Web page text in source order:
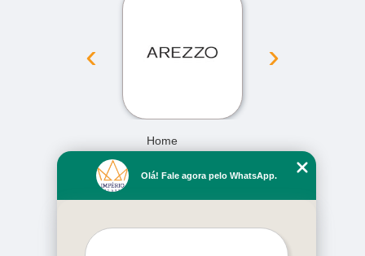
‹ ›
Home
Missão
Olá! Fale agora pelo WhatsApp.